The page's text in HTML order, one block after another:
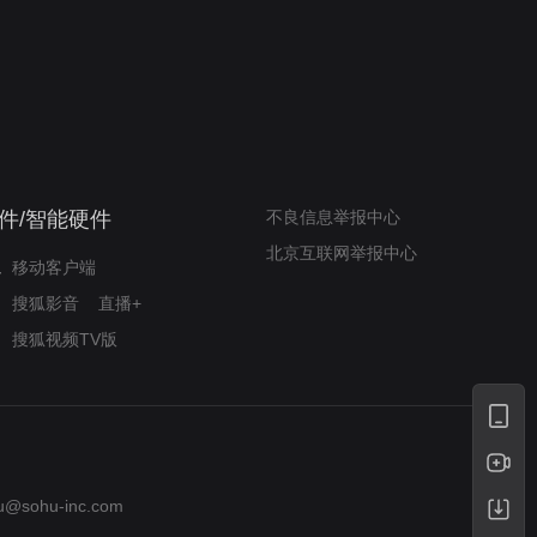
/智能硬件
移动客户端
搜狐影音
直播+
搜狐视频TV版
不良信息举报中心
北京互联网举报中心
inc.com